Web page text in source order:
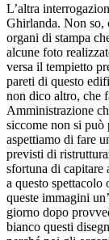
L’altra
Ghirlanda. Non so,
organi di stampa
alcune foto
versa il tempietto
pareti di questo
non dico altro, che
Amministrazione
siccome non si può
aspettiamo di fare
previsti di
sfortuna di capitare
a questo spettacolo
queste immagini
giorno dopo
bianco questi